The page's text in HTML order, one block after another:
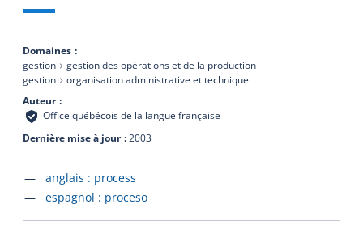
Domaines
gestion
gestion des opérations et de la production
gestion
organisation administrative et technique
Auteur
Office québécois de la langue française
Dernière mise à jour 2003
Accéder à la fiche en
anglais : process
Accéder à la fiche en
espagnol : proceso